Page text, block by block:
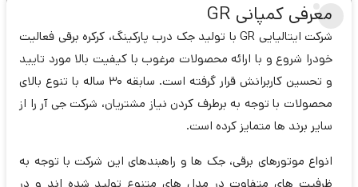
معرفی کمپانی GR
شرکت ایتالیایی GR با تولید جک درب پارکینگ، کرکره برقی فعالیت
خودرا شروع و با ارائه محصولات مرغوب با کیفیت بالا مورد تایید
و تحسین کاربرانش قرار گرفته است. سابقه 30 ساله با تنوع بالای
محصولات با توجه به برطرف کردن نیاز مشتریان، شرکت جی آر را از
سایر برند ها متمایز کرده است.
انواع موتورهای برقی، جک ها و راهبندهای این شرکت با توجه به
ظرفیت های متفاوت در مدل های متنوع تولید شده اند و در